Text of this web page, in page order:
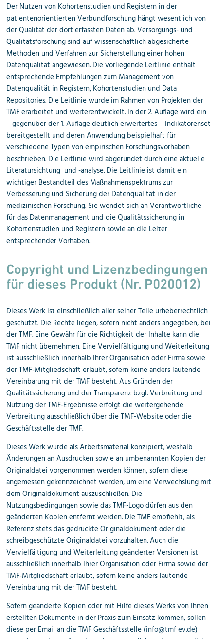
Der Nutzen von Kohortenstudien und Registern in der
patientenorientierten Verbundforschung hängt wesentlich von
der Qualität der dort erfassten Daten ab. Versorgungs- und
Qualitätsforschung sind auf wissenschaftlich abgesicherte
Methoden und Verfahren zur Sicherstellung einer hohen
Datenqualität angewiesen. Die vorliegende Leitlinie enthält
entsprechende Empfehlungen zum Management von
Datenqualität in Registern, Kohortenstudien und Data
Repositories. Die Leitlinie wurde im Rahmen von Projekten der
TMF erarbeitet und weiterentwickelt. In der 2. Auflage wird ein
– gegenüber der 1. Auflage deutlich erweitertes – Indikatorenset
bereitgestellt und deren Anwendung beispielhaft für
verschiedene Typen von empirischen Forschungsvorhaben
beschrieben. Die Leitlinie wird abgerundet durch eine aktuelle
Literatursichtung und -analyse. Die Leitlinie ist damit ein
wichtiger Bestandteil des Maßnahmenspektrums zur
Verbesserung und Sicherung der Datenqualität in der
medizinischen Forschung. Sie wendet sich an Verantwortliche
für das Datenmanagement und die Qualitätssicherung in
Kohortenstudien und Registern sowie an die Leiter
entsprechender Vorhaben.
Copyright und Lizenzbedingungen
für dieses Produkt (Nr. P020012)
Dieses Werk ist einschließlich aller seiner Teile urheberrechtlich
geschützt. Die Rechte liegen, sofern nicht anders angegeben, bei
der TMF. Eine Gewähr für die Richtigkeit der Inhalte kann die
TMF nicht übernehmen. Eine Vervielfältigung und Weiterleitung
ist ausschließlich innerhalb Ihrer Organisation oder Firma sowie
der TMF-Mitgliedschaft erlaubt, sofern keine anders lautende
Vereinbarung mit der TMF besteht. Aus Gründen der
Qualitätssicherung und der Transparenz bzgl. Verbreitung und
Nutzung der TMF-Ergebnisse erfolgt die weitergehende
Verbreitung ausschließlich über die TMF-Website oder die
Geschäftsstelle der TMF.
Dieses Werk wurde als Arbeitsmaterial konzipiert, weshalb
Änderungen an Ausdrucken sowie an umbenannten Kopien der
Originaldatei vorgenommen werden können, sofern diese
angemessen gekennzeichnet werden, um eine Verwechslung mit
dem Originaldokument auszuschließen. Die
Nutzungsbedingungen sowie das TMF-Logo dürfen aus den
geänderten Kopien entfernt werden. Die TMF empfiehlt, als
Referenz stets das gedruckte Originaldokument oder die
schreibgeschützte Originaldatei vorzuhalten. Auch die
Vervielfältigung und Weiterleitung geänderter Versionen ist
ausschließlich innerhalb Ihrer Organisation oder Firma sowie der
TMF-Mitgliedschaft erlaubt, sofern keine anders lautende
Vereinbarung mit der TMF besteht.
Sofern geänderte Kopien oder mit Hilfe dieses Werks von Ihnen
erstellten Dokumente in der Praxis zum Einsatz kommen, sollen
diese per Email an die TMF Geschäftsstelle (info@tmf ev.de)